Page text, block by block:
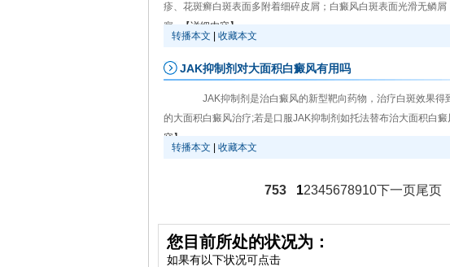
疹、花斑癣白斑表面多附着细碎皮屑；白癜风白斑表面光滑无鳞
察...
【详细内容】
转播本文
收藏本文
JAK抑制剂对大面积白癜风有用吗
JAK抑制剂是治白癜风的新型靶向药物，治疗白斑效果得
的大面积白癜风治疗;若是口服JAK抑制剂如托法替布治大面积白
容】
转播本文
收藏本文
753 12345678910下一页尾页
您目前所处的状况为：
如果有以下状况可点击